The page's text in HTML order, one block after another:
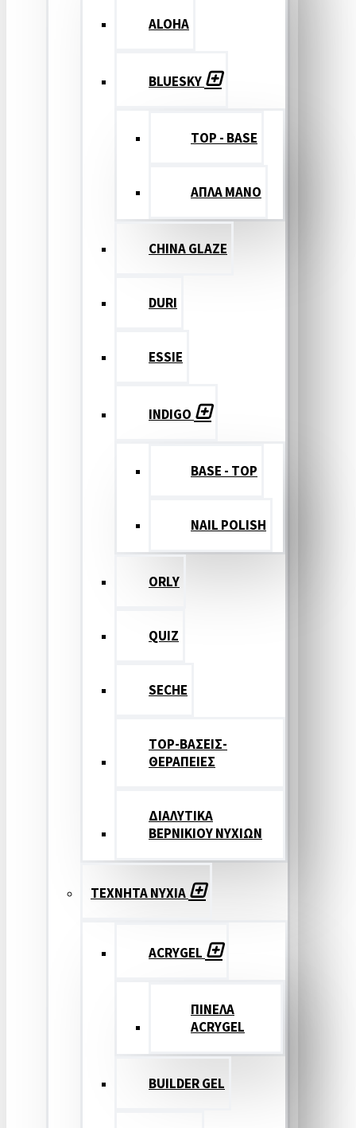
ALOHA
BLUESKY
TOP - BASE
ΑΠΛΑ ΜΑΝΟ
CHINA GLAZE
DURI
ESSIE
INDIGO
BASE - TOP
NAIL POLISH
ORLY
QUIZ
SECHE
TOP-ΒΑΣΕΙΣ-
ΘΕΡΑΠΕΙΕΣ
ΔΙΑΛΥΤΙΚΑ
ΒΕΡΝΙΚΙΟΥ ΝΥΧΙΩΝ
ΤΕΧΝΗΤΑ ΝΥΧΙΑ
ACRYGEL
ΠΙΝΕΛΑ
ACRYGEL
BUILDER GEL